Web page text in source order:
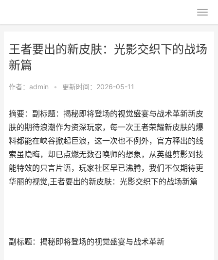
王者要出的新皮肤：光影交织下的战场
新篇
作者： admin • 更新时间：2026-05-11
摘要：副标题：揭秘即将登场的视觉盛宴与战术革新新皮
肤的期待浪潮作为资深玩家，每一次王者荣耀新皮肤的爆
料都能在峡谷掀起巨浪，这一次也不例外，官方释出的线
索虽隐晦，却已点燃无数召唤师的想象，从英雄剪影到技
能特效的只言片语，玩家社区早已沸腾，我们不仅期待更
华丽的视觉,王者要出的新皮肤：光影交织下的战场新篇
副标题：揭秘即将登场的视觉盛宴与战术革新